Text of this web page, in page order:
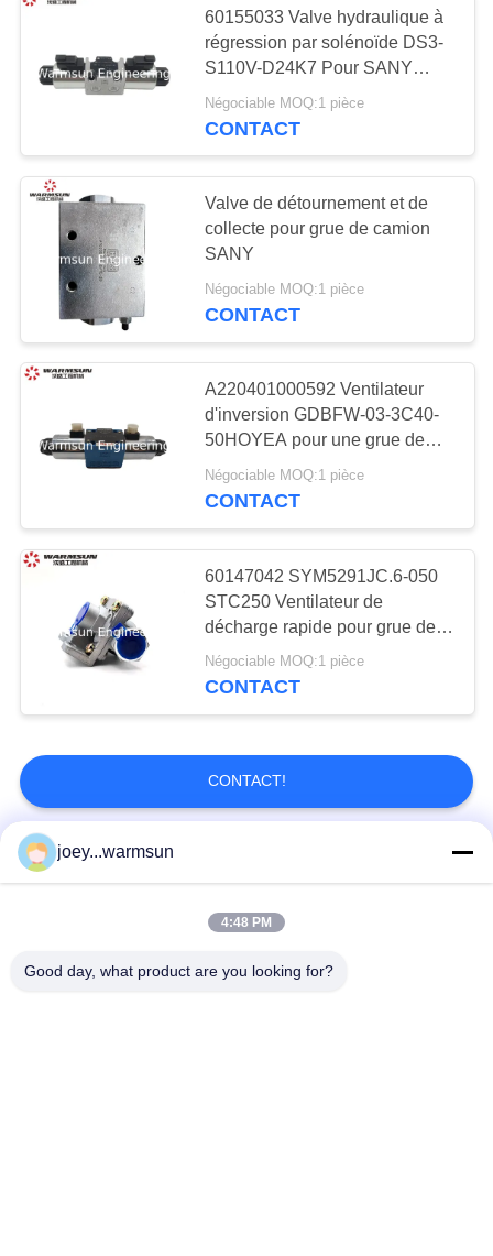
Pièces de rechange
d'empileur de portée
27
Pièces de rechange
de niveleuse de
moteur
60155033 Valve hydraulique à
régression par solénoïde DS3-
S110V-D24K7 Pour SANY
pièces détachées de grues de
camions
Négociable MOQ:1 pièce
CONTACT
Valve de détournement et de
collecte pour grue de camion
SANY
Négociable MOQ:1 pièce
CONTACT
A220401000592 Ventilateur
d'inversion GDBFW-03-3C40-
50HOYEA pour une grue de
camion SANY
Négociable MOQ:1 pièce
CONTACT
60147042 SYM5291JC.6-050
STC250 Ventilateur de
décharge rapide pour grue de
camion pour SANY
Négociable MOQ:1 pièce
CONTACT
CONTACT!
Catégories populaires
joey...warmsun
4:48 PM
Good day, what product are you looking for?